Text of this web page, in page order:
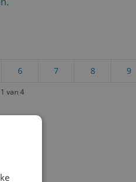
9
8
7
6
van 4